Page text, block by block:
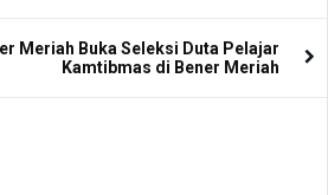
Meriah Buka Seleksi Duta Pelajar
Kamtibmas di Bener Meriah